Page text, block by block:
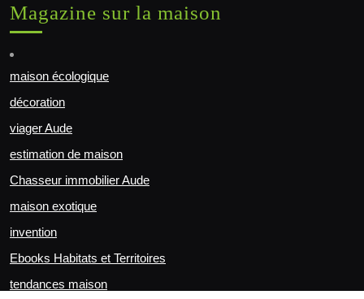
Magazine sur la maison
maison écologique
décoration
viager Aude
estimation de maison
Chasseur immobilier Aude
maison exotique
invention
Ebooks Habitats et Territoires
tendances maison